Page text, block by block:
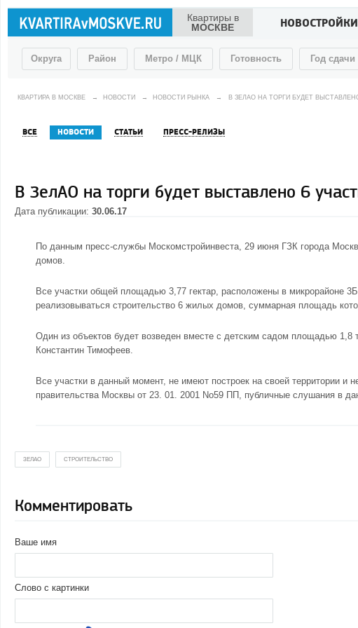
Квартиры в
МОСКВЕ
НОВОСТРОЙКИ
Округа Район Метро / МЦК Готовность Год сдачи
КВАРТИРА В МОСКВЕ → НОВОСТИ → НОВОСТИ РЫНКА → В ЗЕЛАО НА ТОРГИ БУДЕТ
ВСЕ НОВОСТИ СТАТЬИ ПРЕСС-РЕЛИЗЫ
В ЗелАО на торги будет выставлено 6
Дата публикации: 30.06.17
По данным пресс-службы Москомстройинвеста, 29 июня ГЗК города
домов.
Все участки общей площадью 3,77 гектар, расположены в микрорайоне
реализовываться строительство 6 жилых домов, суммарная площадь
Один из объектов будет возведен вместе с детским садом площадью
Константин Тимофеев.
Все участки в данный момент, не имеют построек на своей территории и
правительства Москвы от 23. 01. 2001 No59 ПП, публичные слушания в
ЗЕЛАО СТРОИТЕЛЬСТВО
Комментировать
Ваше имя
Слово с картинки